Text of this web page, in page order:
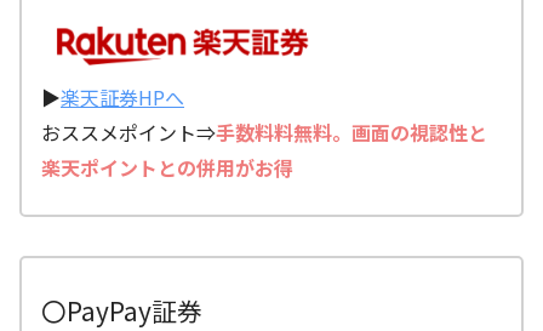
▶楽天証券HPへ
おススメポイント⇒手数料料無料。画面の視認性と
楽天ポイントとの併用がお得
〇PayPay証券